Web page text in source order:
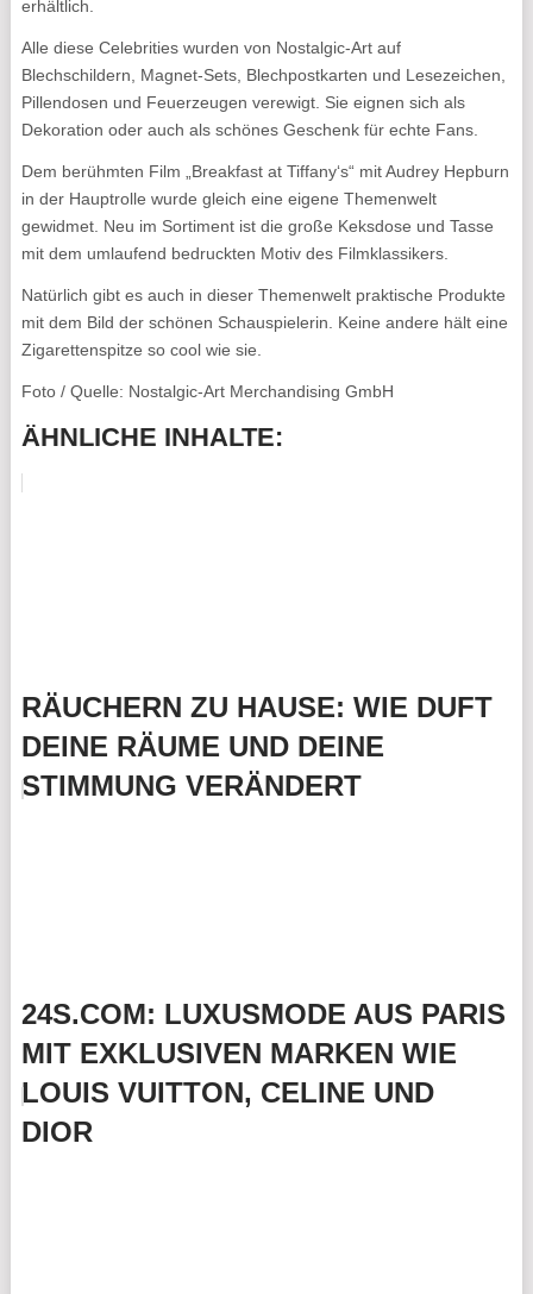
erhältlich.
Alle diese Celebrities wurden von Nostalgic-Art auf
Blechschildern, Magnet-Sets, Blechpostkarten und Lesezeichen,
Pillendosen und Feuerzeugen verewigt. Sie eignen sich als
Dekoration oder auch als schönes Geschenk für echte Fans.
Dem berühmten Film „Breakfast at Tiffany‘s“ mit Audrey Hepburn
in der Hauptrolle wurde gleich eine eigene Themenwelt
gewidmet. Neu im Sortiment ist die große Keksdose und Tasse
mit dem umlaufend bedruckten Motiv des Filmklassikers.
Natürlich gibt es auch in dieser Themenwelt praktische Produkte
mit dem Bild der schönen Schauspielerin. Keine andere hält eine
Zigarettenspitze so cool wie sie.
Foto / Quelle: Nostalgic-Art Merchandising GmbH
ÄHNLICHE INHALTE:
RÄUCHERN ZU HAUSE: WIE DUFT
DEINE RÄUME UND DEINE
STIMMUNG VERÄNDERT
24S.COM: LUXUSMODE AUS PARIS
MIT EXKLUSIVEN MARKEN WIE
LOUIS VUITTON, CELINE UND
DIOR